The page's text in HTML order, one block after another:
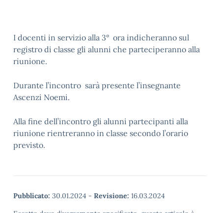
I docenti in servizio alla 3° ora indicheranno sul
registro di classe gli alunni che parteciperanno alla
riunione.
Durante l’incontro sarà presente l’insegnante
Ascenzi Noemi.
Alla fine dell’incontro gli alunni partecipanti alla
riunione rientreranno in classe secondo l’orario
previsto.
Pubblicato: 30.01.2024 - Revisione: 16.03.2024